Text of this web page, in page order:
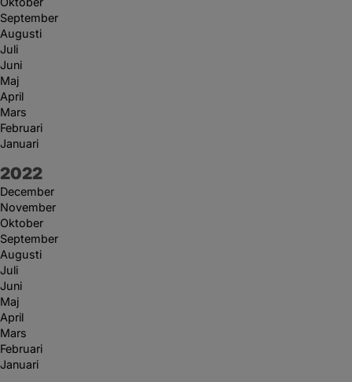
September
Augusti
Juli
Juni
Maj
April
Mars
Februari
Januari
År:
2022
December
November
Oktober
September
Augusti
Juli
Juni
Maj
April
Mars
Februari
Januari